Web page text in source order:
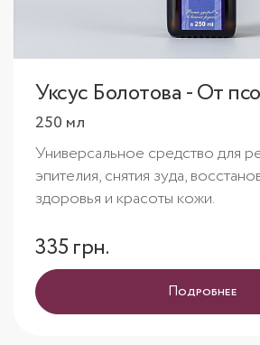
Уксус Болотова - От
250 мл
Универсальное средство для
эпителия, снятия зуда,
здоровья и красоты кожи.
335 грн.
Подробнее